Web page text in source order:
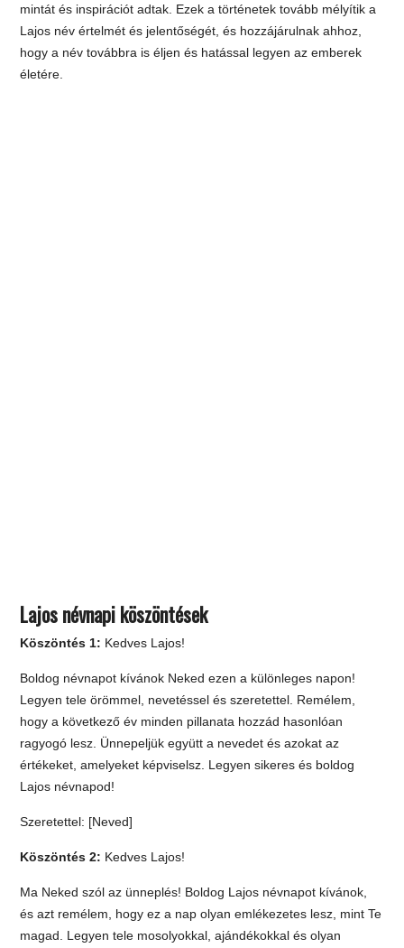
mintát és inspirációt adtak. Ezek a történetek tovább mélyítik a
Lajos név értelmét és jelentőségét, és hozzájárulnak ahhoz,
hogy a név továbbra is éljen és hatással legyen az emberek
életére.
Lajos névnapi köszöntések
Köszöntés 1: Kedves Lajos!
Boldog névnapot kívánok Neked ezen a különleges napon!
Legyen tele örömmel, nevetéssel és szeretettel. Remélem,
hogy a következő év minden pillanata hozzád hasonlóan
ragyogó lesz. Ünnepeljük együtt a nevedet és azokat az
értékeket, amelyeket képviselsz. Legyen sikeres és boldog
Lajos névnapod!
Szeretettel: [Neved]
Köszöntés 2: Kedves Lajos!
Ma Neked szól az ünneplés! Boldog Lajos névnapot kívánok,
és azt remélem, hogy ez a nap olyan emlékezetes lesz, mint Te
magad. Legyen tele mosolyokkal, ajándékokkal és olyan